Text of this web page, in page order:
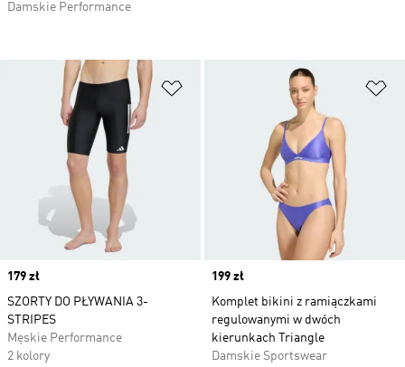
Dodaj do listy życzeń
Price
179 zł
SZORTY DO PŁYWANIA 3-
STRIPES
Męskie Performance
2 kolory
Price
199 zł
Komplet bikini z ramiączkami
regulowanymi w dwóch
kierunkach Triangle
Damskie Sportswear
Damskie Performance